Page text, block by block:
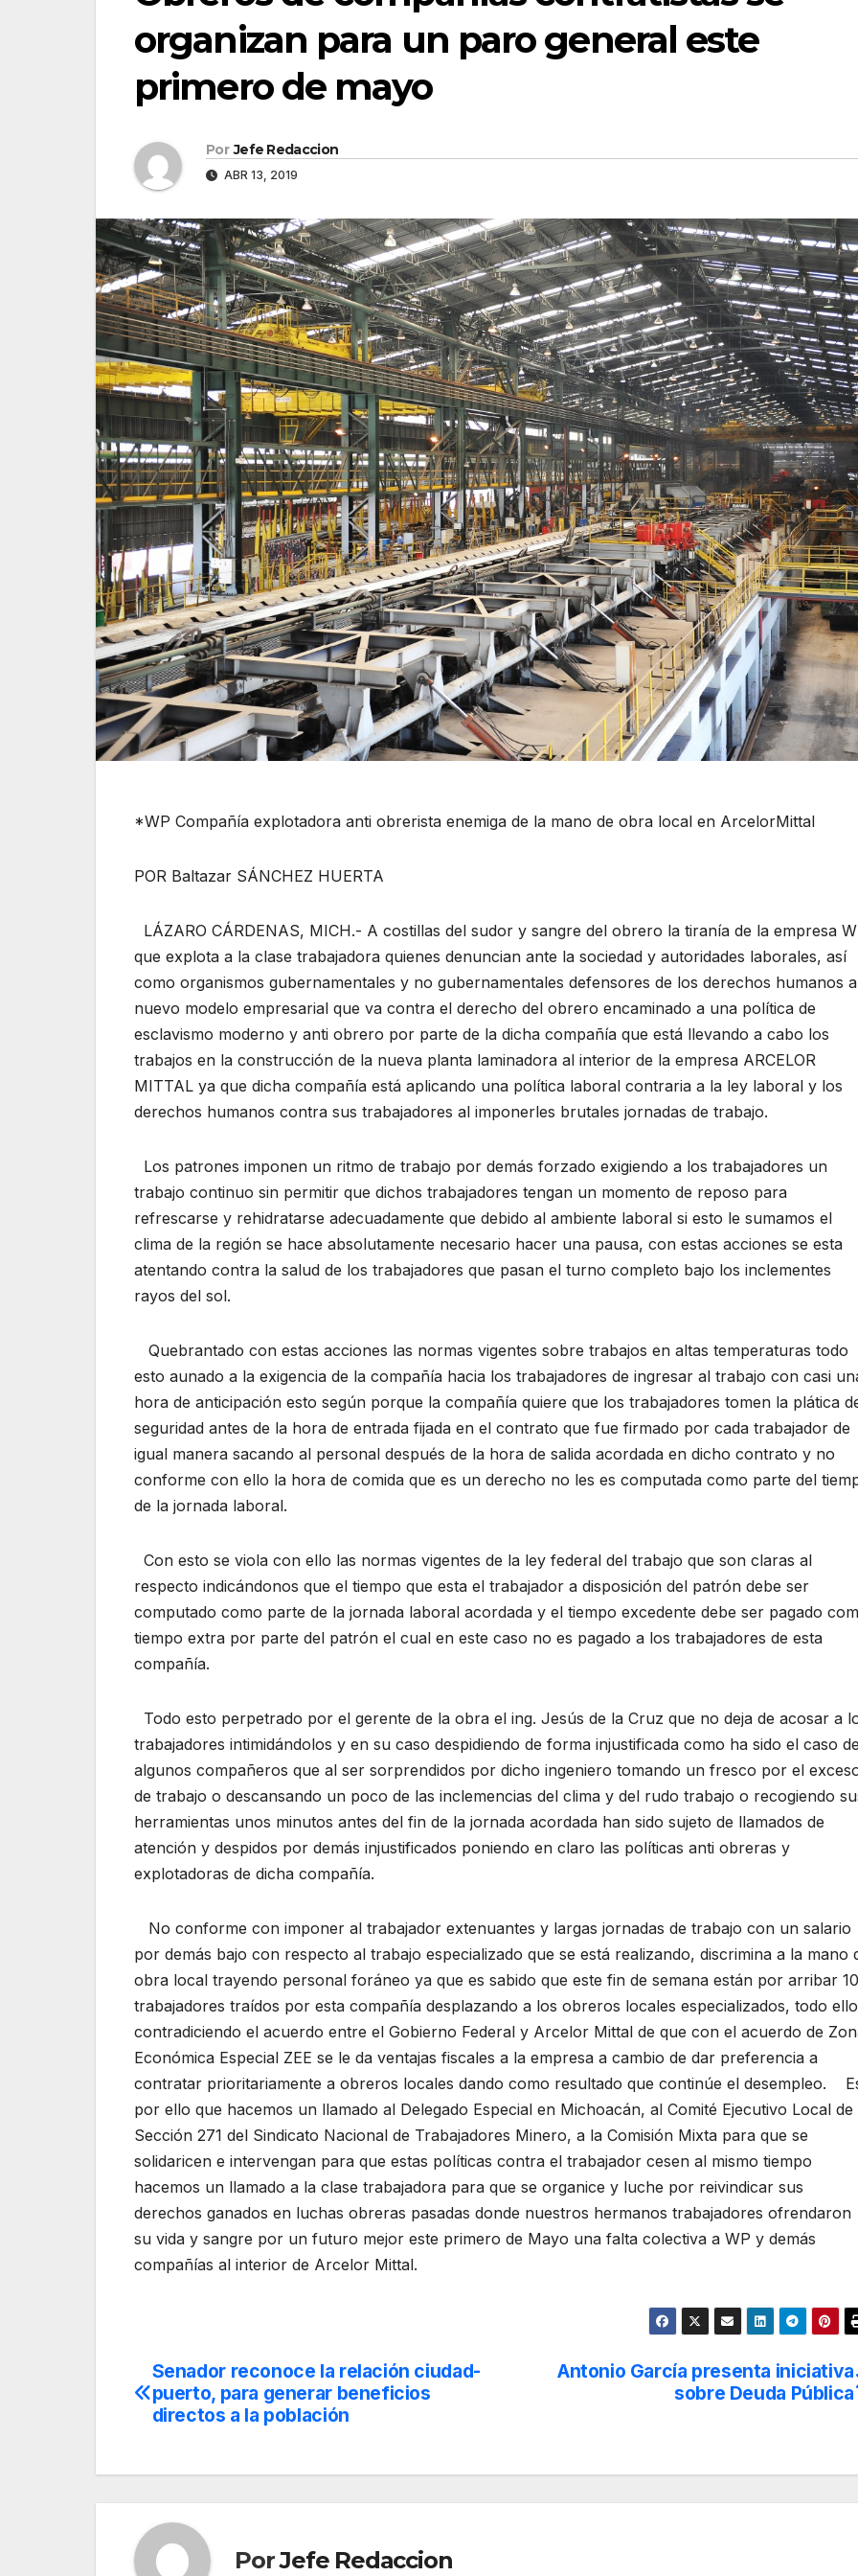
organizan para un paro general este
primero de mayo
Por Jefe Redaccion
ABR 13, 2019
*WP Compañía explotadora anti obrerista enemiga de la mano de obra local en ArcelorMittal
POR Baltazar SÁNCHEZ HUERTA
LÁZARO CÁRDENAS, MICH.- A costillas del sudor y sangre del obrero la tiranía de la empresa
que explota a la clase trabajadora quienes denuncian ante la sociedad y autoridades laborales, así
como organismos gubernamentales y no gubernamentales defensores de los derechos humanos
nuevo modelo empresarial que va contra el derecho del obrero encaminado a una política de
esclavismo moderno y anti obrero por parte de la dicha compañía que está llevando a cabo los
trabajos en la construcción de la nueva planta laminadora al interior de la empresa ARCELOR
MITTAL ya que dicha compañía está aplicando una política laboral contraria a la ley laboral y los
derechos humanos contra sus trabajadores al imponerles brutales jornadas de trabajo.
Los patrones imponen un ritmo de trabajo por demás forzado exigiendo a los trabajadores un
trabajo continuo sin permitir que dichos trabajadores tengan un momento de reposo para
refrescarse y rehidratarse adecuadamente que debido al ambiente laboral si esto le sumamos el
clima de la región se hace absolutamente necesario hacer una pausa, con estas acciones se esta
atentando contra la salud de los trabajadores que pasan el turno completo bajo los inclementes
rayos del sol.
Quebrantado con estas acciones las normas vigentes sobre trabajos en altas temperaturas todo
esto aunado a la exigencia de la compañía hacia los trabajadores de ingresar al trabajo con casi
hora de anticipación esto según porque la compañía quiere que los trabajadores tomen la plática
seguridad antes de la hora de entrada fijada en el contrato que fue firmado por cada trabajador de
igual manera sacando al personal después de la hora de salida acordada en dicho contrato y no
conforme con ello la hora de comida que es un derecho no les es computada como parte del
de la jornada laboral.
Con esto se viola con ello las normas vigentes de la ley federal del trabajo que son claras al
respecto indicándonos que el tiempo que esta el trabajador a disposición del patrón debe ser
computado como parte de la jornada laboral acordada y el tiempo excedente debe ser pagado
tiempo extra por parte del patrón el cual en este caso no es pagado a los trabajadores de esta
compañía.
Todo esto perpetrado por el gerente de la obra el ing. Jesús de la Cruz que no deja de acosar a
trabajadores intimidándolos y en su caso despidiendo de forma injustificada como ha sido el caso
algunos compañeros que al ser sorprendidos por dicho ingeniero tomando un fresco por el
de trabajo o descansando un poco de las inclemencias del clima y del rudo trabajo o recogiendo
herramientas unos minutos antes del fin de la jornada acordada han sido sujeto de llamados de
atención y despidos por demás injustificados poniendo en claro las políticas anti obreras y
explotadoras de dicha compañía.
No conforme con imponer al trabajador extenuantes y largas jornadas de trabajo con un salario
por demás bajo con respecto al trabajo especializado que se está realizando, discrimina a la mano
obra local trayendo personal foráneo ya que es sabido que este fin de semana están por arribar
trabajadores traídos por esta compañía desplazando a los obreros locales especializados, todo ello
contradiciendo el acuerdo entre el Gobierno Federal y Arcelor Mittal de que con el acuerdo de
Económica Especial ZEE se le da ventajas fiscales a la empresa a cambio de dar preferencia a
contratar prioritariamente a obreros locales dando como resultado que continúe el desempleo.
por ello que hacemos un llamado al Delegado Especial en Michoacán, al Comité Ejecutivo Local de
Sección 271 del Sindicato Nacional de Trabajadores Minero, a la Comisión Mixta para que se
solidaricen e intervengan para que estas políticas contra el trabajador cesen al mismo tiempo
hacemos un llamado a la clase trabajadora para que se organice y luche por reivindicar sus
derechos ganados en luchas obreras pasadas donde nuestros hermanos trabajadores ofrendaron
su vida y sangre por un futuro mejor este primero de Mayo una falta colectiva a WP y demás
compañías al interior de Arcelor Mittal.
Navegación
de
Antonio García presenta iniciativa
sobre Deuda Pública
Senador reconoce la relación ciudad-
puerto, para generar beneficios
directos a la población
PorJefe Redaccion